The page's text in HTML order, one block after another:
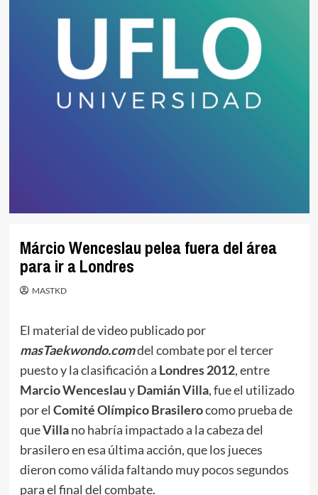
Márcio Wenceslau pelea fuera del área
para ir a Londres
MASTKD
El material de video publicado por
masTaekwondo.comdel combate por el tercer
puesto y la clasificación a Londres 2012, entre
Marcio WenceslauyDamián Villa, fue el utilizado
por el Comité Olímpico Brasilerocomo prueba de
queVillano habría impactado a la cabeza del
brasilero en esa última acción, que los jueces
dieron como válida faltando muy pocos segundos
para el final del combate.